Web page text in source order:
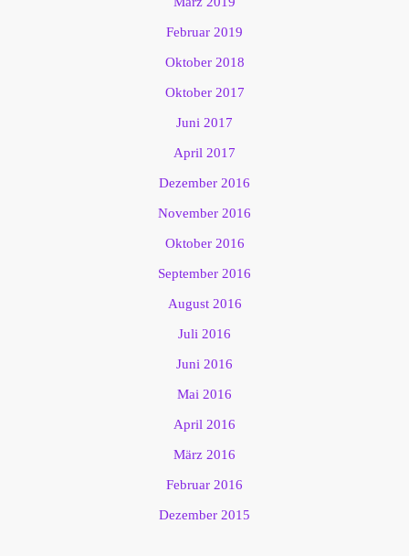
Februar 2019
Oktober 2018
Oktober 2017
Juni 2017
April 2017
Dezember 2016
November 2016
Oktober 2016
September 2016
August 2016
Juli 2016
Juni 2016
Mai 2016
April 2016
März 2016
Februar 2016
Dezember 2015